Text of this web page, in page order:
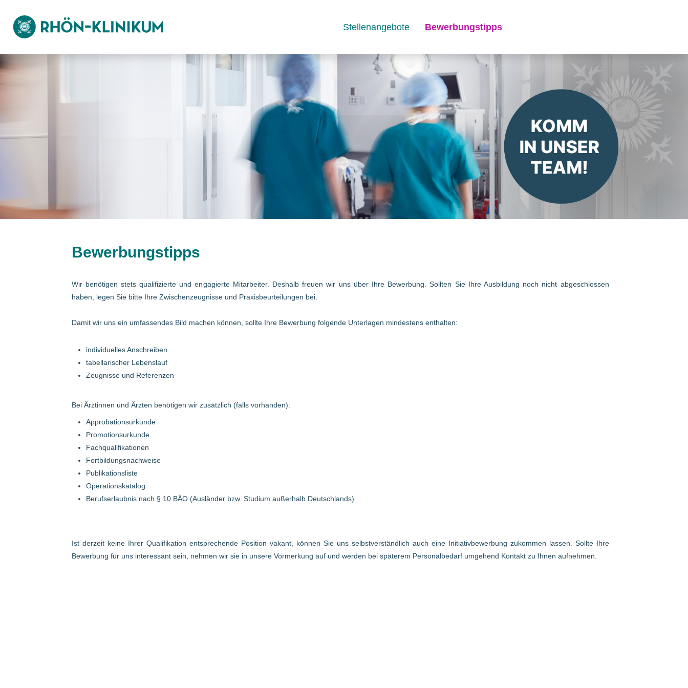
Stellenangebote Bewerbungstipps
Bewerbungstipps
Wir benötigen stets qualifizierte und engagierte Mitarbeiter. Deshalb freuen wir uns über Ihre Bewerbung. Sollten Sie Ihre Ausbildung noch nicht abgeschlossen
haben, legen Sie bitte Ihre Zwischenzeugnisse und Praxisbeurteilungen bei.
Damit wir uns ein umfassendes Bild machen können, sollte Ihre Bewerbung folgende Unterlagen mindestens enthalten:
individuelles Anschreiben
tabellarischer Lebenslauf
Zeugnisse und Referenzen
Bei Ärztinnen und Ärzten benötigen wir zusätzlich (falls vorhanden):
Approbationsurkunde
Promotionsurkunde
Fachqualifikationen
Fortbildungsnachweise
Publikationsliste
Operationskatalog
Berufserlaubnis nach § 10 BÄO (Ausländer bzw. Studium außerhalb Deutschlands)
Ist derzeit keine Ihrer Qualifikation entsprechende Position vakant, können Sie uns selbstverständlich auch eine Initiativbewerbung zukommen lassen. Sollte Ihre
Bewerbung für uns interessant sein, nehmen wir sie in unsere Vormerkung auf und werden bei späterem Personalbedarf umgehend Kontakt zu Ihnen aufnehmen.